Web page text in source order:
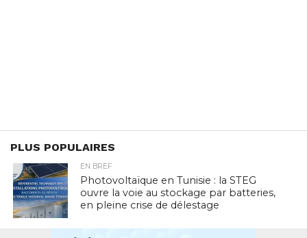
PLUS POPULAIRES
EN BREF
Photovoltaïque en Tunisie : la STEG
ouvre la voie au stockage par batteries,
en pleine crise de délestage